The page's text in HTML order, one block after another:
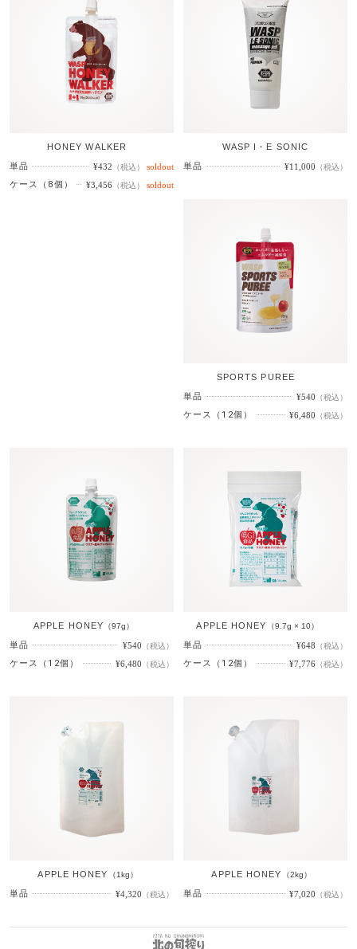
HONEY WALKER
単品 ¥432 （税込）
ケース（8個） ¥3,456 （税込）
WASP I・E SONIC
単品 ¥11,000 （税込）
SPORTS PUREE
単品 ¥540 （税込）
ケース（12個） ¥6,480 （税込）
APPLE HONEY （97g）
単品 ¥540 （税込）
ケース（12個） ¥6,480 （税込）
APPLE HONEY （9.7g × 10）
単品 ¥648 （税込）
ケース（12個） ¥7,776 （税込）
APPLE HONEY （1kg）
単品 ¥4,320 （税込）
APPLE HONEY （2kg）
単品 ¥7,020 （税込）